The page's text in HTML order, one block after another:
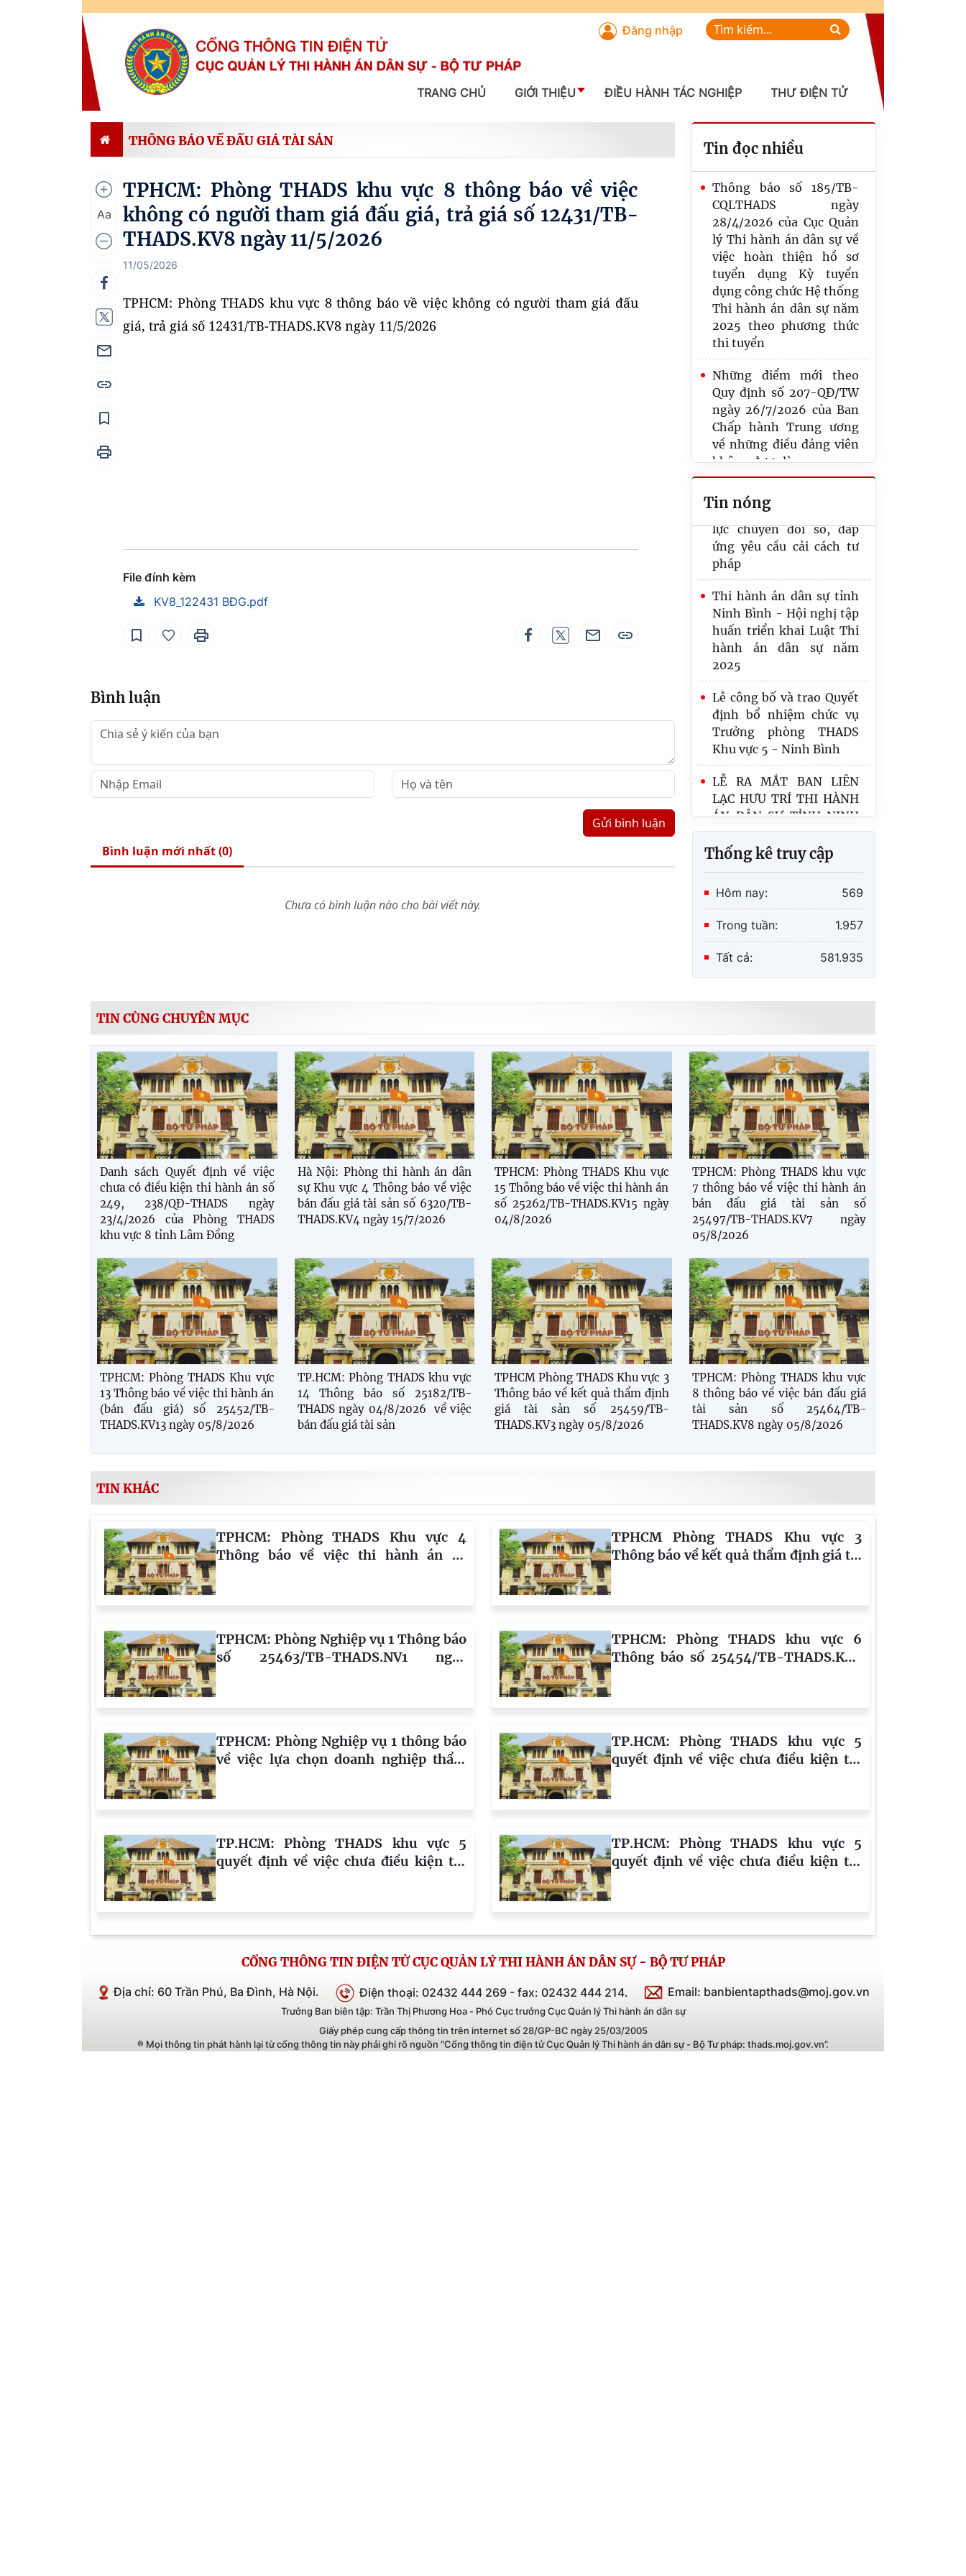
Đăng nhập
TRANG CHỦ GIỚI THIỆU ĐIỀU HÀNH TÁC NGHIỆP THƯ ĐIỆN TỬ
THÔNG BÁO VỀ ĐẤU GIÁ TÀI SẢN
Aa
TPHCM: Phòng THADS khu vực 8 thông báo về việc
không có người tham giá đấu giá, trả giá số 12431/TB-
THADS.KV8 ngày 11/5/2026
11/05/2026
TPHCM: Phòng THADS khu vực 8 thông báo về việc không có người tham giá đấu
giá, trả giá số 12431/TB-THADS.KV8 ngày 11/5/2026
File đính kèm
KV8_122431 BĐG.pdf
Bình luận
Gửi bình luận
Bình luận mới nhất (0)
Chưa có bình luận nào cho bài viết này.
Tin đọc nhiều
Thông báo số 185/TB-
CQLTHADS ngày
28/4/2026 của Cục Quản
lý Thi hành án dân sự về
việc hoàn thiện hồ sơ
tuyển dụng Kỳ tuyển
dụng công chức Hệ thống
Thi hành án dân sự năm
2025 theo phương thức
thi tuyển
Những điểm mới theo
Quy định số 207-QĐ/TW
ngày 26/7/2026 của Ban
Chấp hành Trung ương
về những điều đảng viên
không được làm
Những điểm mới về thu,
nộp đảng phí đối với
Đảng viên
Quy định mới của Luật
THADS năm 2025 và các
văn bản hướng dẫn thi
hành về xác minh điều
kiện thi hành án, thông
báo thi hành án
Quy định số 20-QĐ/TW
về thi hành Điều lệ Đảng:
Một số vấn đề cần lưu ý
về phân cấp trong tổ
chức thực hiện
Lãnh đạo Cục Quản lý Thi
hành án dân sự và
Trưởng, Phó Ban
Tin nóng
Công bố Quyết định công
tác cán bộ tại Cục Quản lý
Thi hành án dân sự, Bộ
Tư pháp
Thi hành án dân sự tỉnh
Phú Thọ nâng cao năng
lực chuyển đổi số, đáp
ứng yêu cầu cải cách tư
pháp
Thi hành án dân sự tỉnh
Ninh Bình - Hội nghị tập
huấn triển khai Luật Thi
hành án dân sự năm
2025
Lễ công bố và trao Quyết
định bổ nhiệm chức vụ
Trưởng phòng THADS
Khu vực 5 - Ninh Bình
LỄ RA MẮT BAN LIÊN
LẠC HƯU TRÍ THI HÀNH
ÁN DÂN SỰ TỈNH NINH
BÌNH
Thống kê truy cập
Hôm nay: 569
Trong tuần: 1.957
Tất cả: 581.935
TIN CÙNG CHUYÊN MỤC
Danh sách Quyết định về việc
chưa có điều kiện thi hành án số
249, 238/QĐ-THADS ngày
23/4/2026 của Phòng THADS
khu vực 8 tỉnh Lâm Đồng
Hà Nội: Phòng thi hành án dân
sự Khu vực 4 Thông báo về việc
bán đấu giá tài sản số 6320/TB-
THADS.KV4 ngày 15/7/2026
TPHCM: Phòng THADS Khu vực
15 Thông báo về việc thi hành án
số 25262/TB-THADS.KV15 ngày
04/8/2026
TPHCM: Phòng THADS khu vực
7 thông báo về việc thi hành án
bán đấu giá tài sản số
25497/TB-THADS.KV7 ngày
05/8/2026
TPHCM: Phòng THADS Khu vực
13 Thông báo về việc thi hành án
(bán đấu giá) số 25452/TB-
THADS.KV13 ngày 05/8/2026
TP.HCM: Phòng THADS khu vực
14 Thông báo số 25182/TB-
THADS ngày 04/8/2026 về việc
bán đấu giá tài sản
TPHCM Phòng THADS Khu vực 3
Thông báo về kết quả thẩm định
giá tài sản số 25459/TB-
THADS.KV3 ngày 05/8/2026
TPHCM: Phòng THADS khu vực
8 thông báo về việc bán đấu giá
tài sản số 25464/TB-
THADS.KV8 ngày 05/8/2026
TIN KHÁC
TPHCM: Phòng THADS Khu vực 4
Thông báo về việc thi hành án số
TPHCM Phòng THADS Khu vực 3
Thông báo về kết quả thẩm định giá tài
TPHCM: Phòng Nghiệp vụ 1 Thông báo
số 25463/TB-THADS.NV1 ngày
TPHCM: Phòng THADS khu vực 6
Thông báo số 25454/TB-THADS.KV6
TPHCM: Phòng Nghiệp vụ 1 thông báo
về việc lựa chọn doanh nghiệp thẩm
TP.HCM: Phòng THADS khu vực 5
quyết định về việc chưa điều kiện thi
Xuyên Hải Holdings; địa chỉ: Số 16 Bình
là phường Bình Lợi Trung), Thành phố
Hồ Chí Minh
TP.HCM: Phòng THADS khu vực 5
quyết định về việc chưa điều kiện thi
Xuyên Hải Holdings; địa chỉ: 16 Bình
Lợi, phường Bình Lợi Trung, (trước
Phường 13, quận Bình Thạnh), Thành
phố Hồ Chí Minh
TP.HCM: Phòng THADS khu vực 5
quyết định về việc chưa điều kiện thi
chỉ: 106/39 Bình Lợi, phường 13, quận
Bình Thạnh, nay là phường Bình Lợi
Trung, Thành phố Hồ Chí Minh
CỔNG THÔNG TIN ĐIỆN TỬ CỤC QUẢN LÝ THI HÀNH ÁN DÂN SỰ - BỘ TƯ PHÁP
Địa chỉ: 60 Trần Phú, Ba Đình, Hà Nội. Điện thoại: 02432 444 269 - fax: 02432 444 214. Email: banbientapthads@moj.gov.vn
Trưởng Ban biên tập: Trần Thị Phương Hoa - Phó Cục trưởng Cục Quản lý Thi hành án dân sự
Giấy phép cung cấp thông tin trên internet số 28/GP-BC ngày 25/03/2005
® Mọi thông tin phát hành lại từ cổng thông tin này phải ghi rõ nguồn “Cổng thông tin điện tử Cục Quản lý Thi hành án dân sự - Bộ Tư pháp: thads.moj.gov.vn”.